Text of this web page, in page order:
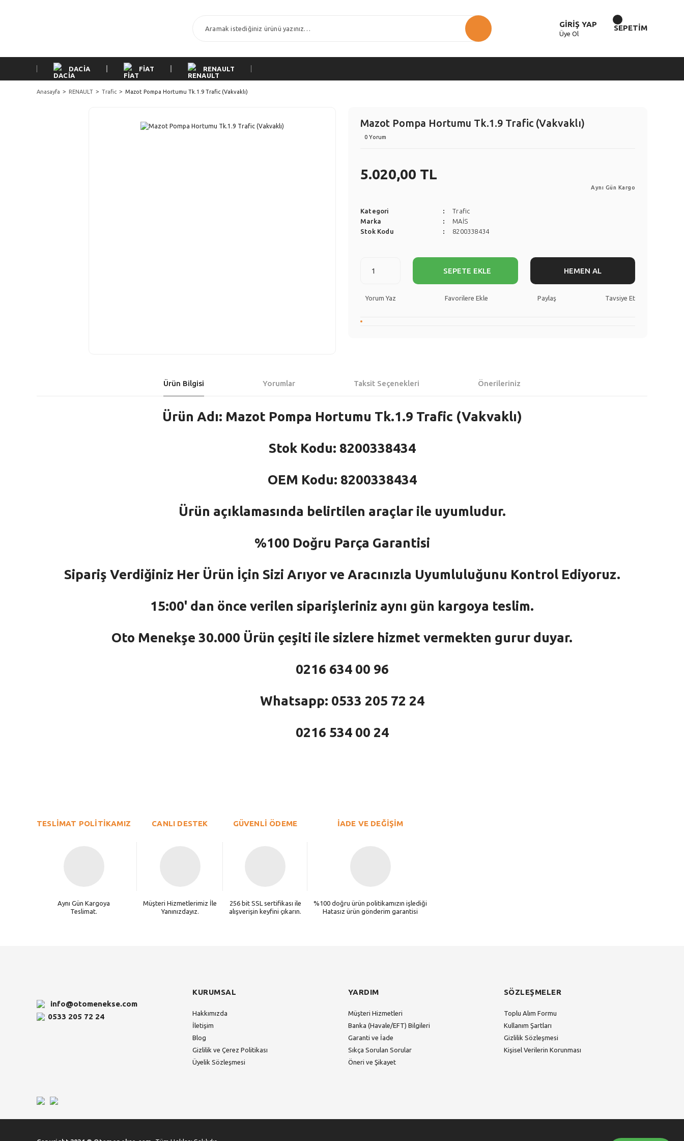
GİRİŞ YAP
Üye Ol
SEPETİM
DACİA FİAT RENAULT
Anasayfa RENAULT Trafic Mazot Pompa Hortumu Tk.1.9 Trafic (Vakvaklı)
Mazot Pompa Hortumu Tk.1.9 Trafic (Vakvaklı)
0 Yorum
5.020,00 TL
Aynı Gün Kargo
Kategori
Trafic
Marka
MAİS
Stok Kodu
8200338434
SEPETE EKLE HEMEN AL
Yorum Yaz Paylaş Tavsiye Et
Ürün Bilgisi Yorumlar Taksit Seçenekleri Önerileriniz
Ürün Adı: Mazot Pompa Hortumu Tk.1.9 Trafic (Vakvaklı)
Stok Kodu: 8200338434
OEM Kodu: 8200338434
Ürün açıklamasında belirtilen araçlar ile uyumludur.
%100 Doğru Parça Garantisi
Sipariş Verdiğiniz Her Ürün İçin Sizi Arıyor ve Aracınızla Uyumluluğunu Kontrol Ediyoruz.
15:00' dan önce verilen siparişleriniz aynı gün kargoya teslim.
Oto Menekşe 30.000 Ürün çeşiti ile sizlere hizmet vermekten gurur duyar.
0216 634 00 96
Whatsapp: 0533 205 72 24
0216 534 00 24
Ürün açıklamasında eksik bilgiler bulunuyor.
TESLİMAT POLİTİKAMIZ
Aynı Gün Kargoya
Teslimat.
CANLI DESTEK
Müşteri Hizmetlerimiz İle
Yanınızdayız.
GÜVENLİ ÖDEME
256 bit SSL sertifikası ile
alışverişin keyfini çıkarın.
İADE VE DEĞİŞİM
%100 doğru ürün politikamızın işlediği
Hatasız ürün gönderim garantisi
info@otomenekse.com
0533 205 72 24
KURUMSAL
Hakkımızda
İletişim
Blog
Gizlilik ve Çerez Politikası
Üyelik Sözleşmesi
YARDIM
Müşteri Hizmetleri
Banka (Havale/EFT) Bilgileri
Garanti ve İade
Sıkça Sorulan Sorular
Öneri ve Şikayet
SÖZLEŞMELER
Toplu Alım Formu
Kullanım Şartları
Gizlilik Sözleşmesi
Kişisel Verilerin Korunması